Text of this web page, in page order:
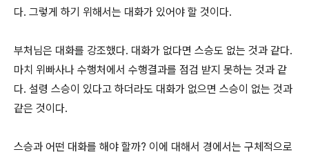
다. 그렇게 하기 위해서는 대화가 있어야 할 것이다.
부처님은 대화를 강조했다. 대화가 없다면 스승도 없는 것과 같다.
마치 위빠사나 수행처에서 수행결과를 점검 받지 못하는 것과 같
다. 설령 스승이 있다고 하더라도 대화가 없으면 스승이 없는 것과
같은 것이다.
스승과 어떤 대화를 해야 할까? 이에 대해서 경에서는 구체적으로